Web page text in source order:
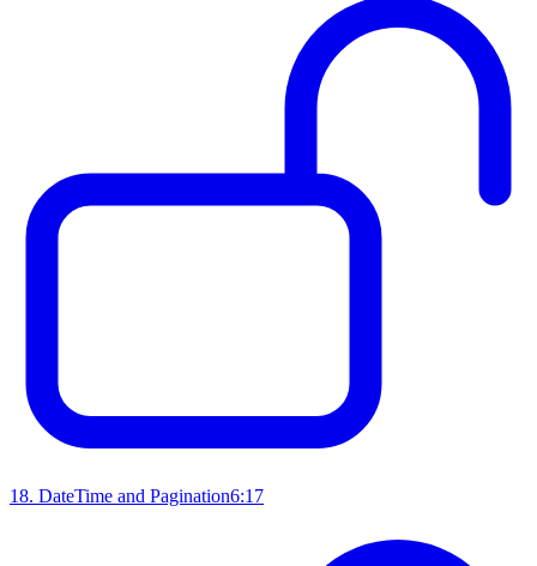
18. DateTime and Pagination6:17